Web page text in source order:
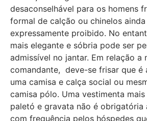
desaconselhável para os homens
formal de calção ou chinelos
expressamente proibido. No
mais elegante e sóbria pode ser
admissível no jantar. Em relação a
comandante, deve-se frisar que é
uma camisa e calça social ou
camisa pólo. Uma vestimenta
paletó e gravata não é obrigatória
com frequência pelos hóspedes